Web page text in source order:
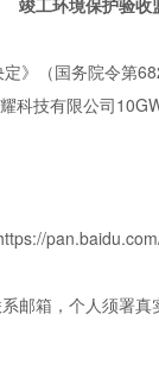
竣工环境保护验收
》（国务院令第
科技有限公司
邮箱，个人须署真